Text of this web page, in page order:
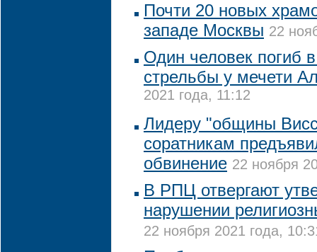
Почти 20 новых
западе Москвы 22
Один человек погиб в
стрельбы у мечети
2021 года, 11:12
Лидеру "общины
соратникам
обвинение 22 ноября
В РПЦ отвергают
нарушении
22 ноября 2021 года,